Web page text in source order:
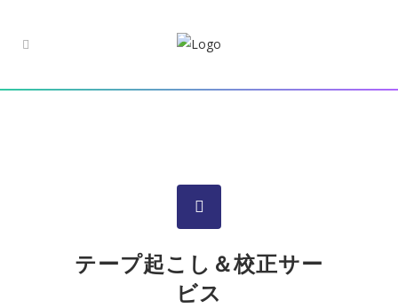
テープ起こし＆校正サー
ビス